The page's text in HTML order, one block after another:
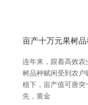
亩产十万元果树
连年来，跟着高效农
树品种赋闲受到农
植下，亩产值可唐
先，黄金